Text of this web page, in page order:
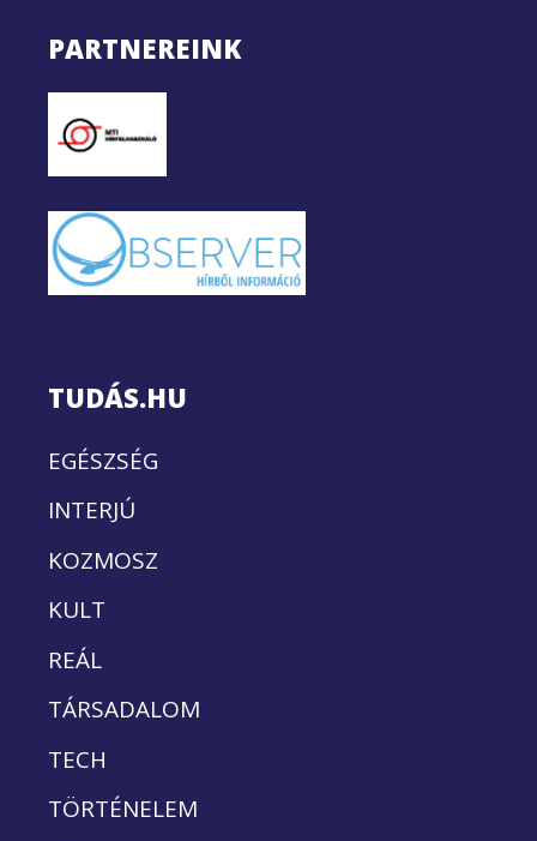
PARTNEREINK
TUDÁS.HU
EGÉSZSÉG
INTERJÚ
KOZMOSZ
KULT
REÁL
TÁRSADALOM
TECH
TÖRTÉNELEM